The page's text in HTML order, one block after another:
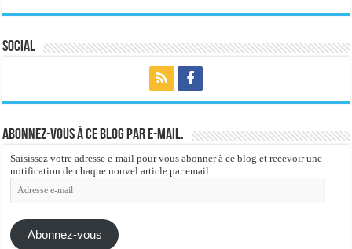
Social
Abonnez-vous à ce blog par e-mail.
Saisissez votre adresse e-mail pour vous abonner à ce blog et recevoir une
notification de chaque nouvel article par email.
Adresse
e-
Abonnez-vous